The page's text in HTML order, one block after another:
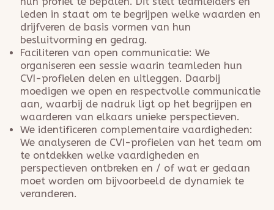
leden in staat om te begrijpen welke waarden en
drijfveren de basis vormen van hun
besluitvorming en gedrag.
Faciliteren van open communicatie: We
organiseren een sessie waarin teamleden hun
CVI-profielen delen en uitleggen. Daarbij
moedigen we open en respectvolle communicatie
aan, waarbij de nadruk ligt op het begrijpen en
waarderen van elkaars unieke perspectieven.
We identificeren complementaire vaardigheden:
We analyseren de CVI-profielen van het team om
te ontdekken welke vaardigheden en
perspectieven ontbreken en / of wat er gedaan
moet worden om bijvoorbeeld de dynamiek te
veranderen.